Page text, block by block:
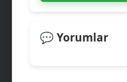
💡
💬 Yorumlar